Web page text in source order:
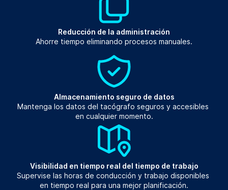
Reducción de la administración
Ahorre tiempo eliminando procesos manuales.
Almacenamiento seguro de datos
Mantenga los datos del tacógrafo seguros y accesibles
en cualquier momento.
Visibilidad en tiempo real del tiempo de trabajo
Supervise las horas de conducción y trabajo disponibles
en tiempo real para una mejor planificación.